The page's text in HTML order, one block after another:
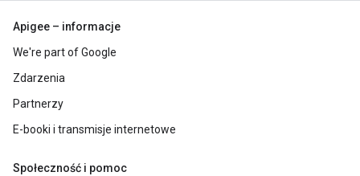
Apigee – informacje
We're part of Google
Zdarzenia
Partnerzy
E-booki i transmisje internetowe
Społeczność i pomoc